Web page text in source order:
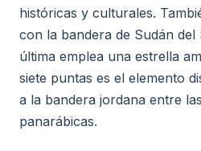
históricas y culturales.
con la bandera de Sudán del
última emplea una estrella
siete puntas es el elemento
a la bandera jordana entre
panarábicas.